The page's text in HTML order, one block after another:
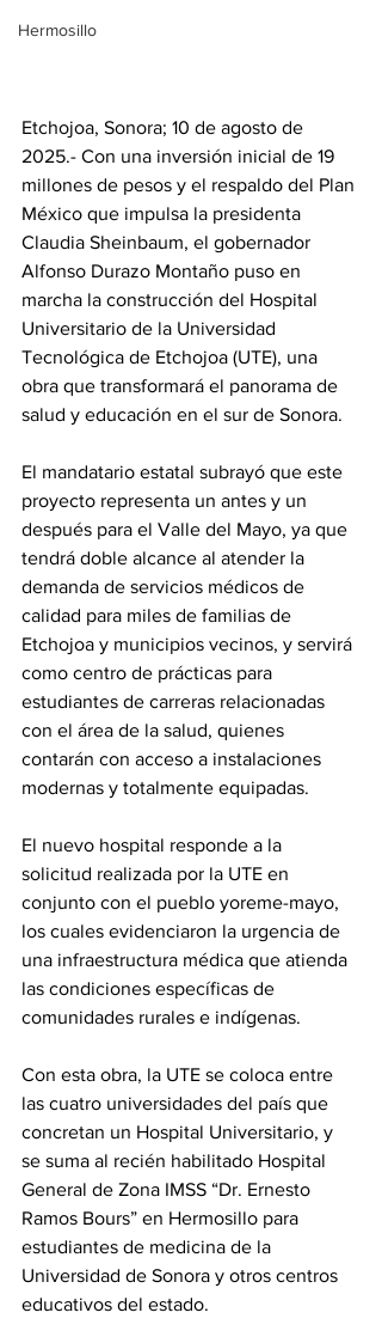
Hermosillo
Etchojoa, Sonora; 10 de agosto de
2025.- Con una inversión inicial de 19
millones de pesos y el respaldo del Plan
México que impulsa la presidenta
Claudia Sheinbaum, el gobernador
Alfonso Durazo Montaño puso en
marcha la construcción del Hospital
Universitario de la Universidad
Tecnológica de Etchojoa (UTE), una
obra que transformará el panorama de
salud y educación en el sur de Sonora.
El mandatario estatal subrayó que este
proyecto representa un antes y un
después para el Valle del Mayo, ya que
tendrá doble alcance al atender la
demanda de servicios médicos de
calidad para miles de familias de
Etchojoa y municipios vecinos, y servirá
como centro de prácticas para
estudiantes de carreras relacionadas
con el área de la salud, quienes
contarán con acceso a instalaciones
modernas y totalmente equipadas.
El nuevo hospital responde a la
solicitud realizada por la UTE en
conjunto con el pueblo yoreme-mayo,
los cuales evidenciaron la urgencia de
una infraestructura médica que atienda
las condiciones específicas de
comunidades rurales e indígenas.
Con esta obra, la UTE se coloca entre
las cuatro universidades del país que
concretan un Hospital Universitario, y
se suma al recién habilitado Hospital
General de Zona IMSS “Dr. Ernesto
Ramos Bours” en Hermosillo para
estudiantes de medicina de la
Universidad de Sonora y otros centros
educativos del estado.